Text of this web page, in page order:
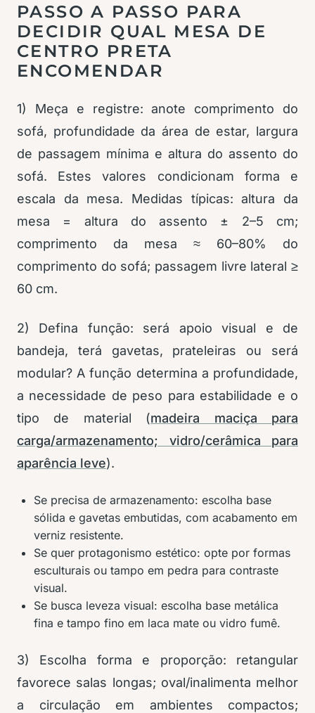
PASSO A PASSO PARA
DECIDIR QUAL MESA DE
CENTRO PRETA
ENCOMENDAR
1) Meça e registre: anote comprimento do
sofá, profundidade da área de estar, largura
de passagem mínima e altura do assento do
sofá. Estes valores condicionam forma e
escala da mesa. Medidas típicas: altura da
mesa = altura do assento ± 2–5 cm;
comprimento da mesa ≈ 60–80% do
comprimento do sofá; passagem livre lateral ≥
60 cm.
2) Defina função: será apoio visual e de
bandeja, terá gavetas, prateleiras ou será
modular? A função determina a profundidade,
a necessidade de peso para estabilidade e o
tipo de material (madeira maciça para
carga/armazenamento; vidro/cerâmica para
aparência leve).
Se precisa de armazenamento: escolha base
sólida e gavetas embutidas, com acabamento em
verniz resistente.
Se quer protagonismo estético: opte por formas
esculturais ou tampo em pedra para contraste
visual.
Se busca leveza visual: escolha base metálica
fina e tampo fino em laca mate ou vidro fumê.
3) Escolha forma e proporção: retangular
favorece salas longas; oval/inalimenta melhor
a circulação em ambientes compactos;